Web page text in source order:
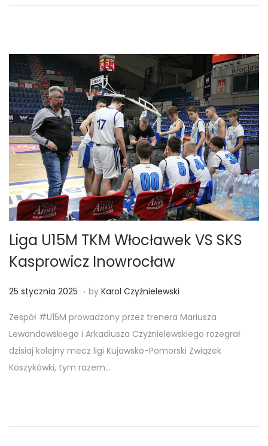
0
2
5
Liga U15M TKM Włocławek VS SKS
Kasprowicz Inowrocław
Posted on
25 stycznia 2025 2
s
t
y
c
. by Karol Czyżnielewski
Zespół #U15M prowadzony przez trenera Mariusza
Lewandowskiego i Arkadiusza Czyżnielewskiego rozegrał
dzisiaj kolejny mecz ligi Kujawsko-Pomorski Związek
Koszykówki, tym razem…